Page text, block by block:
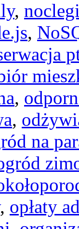
,
,
,
,
na
, opłaty